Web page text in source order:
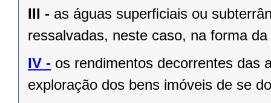
III - as águas superﬁciais ou
ressalvadas, neste caso, na forma
IV - os rendimentos decorrentes das
exploração dos bens imóveis de se